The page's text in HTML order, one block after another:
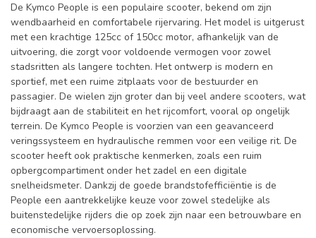
De Kymco People is een populaire scooter, bekend om zijn
wendbaarheid en comfortabele rijervaring. Het model is uitgerust
met een krachtige 125cc of 150cc motor, afhankelijk van de
uitvoering, die zorgt voor voldoende vermogen voor zowel
stadsritten als langere tochten. Het ontwerp is modern en
sportief, met een ruime zitplaats voor de bestuurder en
passagier. De wielen zijn groter dan bij veel andere scooters, wat
bijdraagt aan de stabiliteit en het rijcomfort, vooral op ongelijk
terrein. De Kymco People is voorzien van een geavanceerd
veringssysteem en hydraulische remmen voor een veilige rit. De
scooter heeft ook praktische kenmerken, zoals een ruim
opbergcompartiment onder het zadel en een digitale
snelheidsmeter. Dankzij de goede brandstofefficiëntie is de
People een aantrekkelijke keuze voor zowel stedelijke als
buitenstedelijke rijders die op zoek zijn naar een betrouwbare en
economische vervoersoplossing.